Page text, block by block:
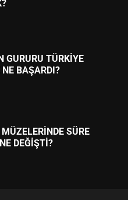
GURURU TÜRKİYE
SATRANÇ